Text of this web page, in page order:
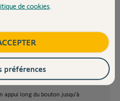
instant l'état du Relais Radio :
radio vient d’être branché ou
n’est plus alimenté en courant
appui long du bouton jusqu’à
de cookies
préférences